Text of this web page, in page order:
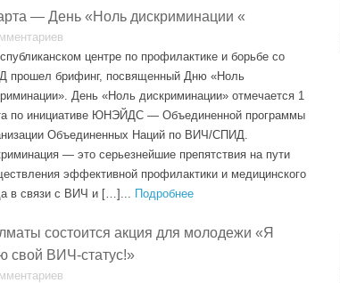
— День «Ноль дискриминации «
центре по профилактике и борьбе со
прошел брифинг, посвященный Дню «Ноль
День «Ноль дискриминации» отмечается 1
по инициативе ЮНЭЙДС — Объединенной программы
Объединенных Наций по ВИЧ/СПИД.
— это серьезнейшие препятствия на пути
эффективной профилактики и медицинского
в связи с ВИЧ и […]... Подробнее
состоится акция для молодежи «Я
свой ВИЧ-статус!»